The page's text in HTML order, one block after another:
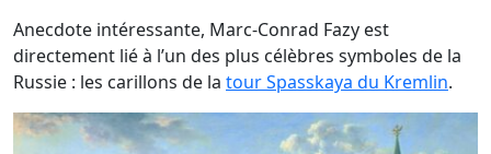
Anecdote intéressante, Marc-Conrad Fazy est
directement lié à l’un des plus célèbres symboles de la
Russie : les carillons de la tour Spasskaya du Kremlin.